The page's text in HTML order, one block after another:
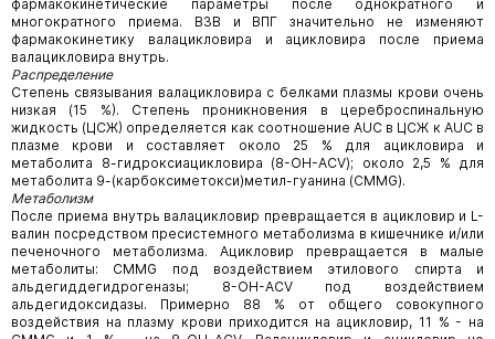
фармакокинетические параметры после однократного и
многократного приема. ВЗВ и ВПГ значительно не изменяют
фармакокинетику валацикловира и ацикловира после приема
валацикловира внутрь.
Распределение
Степень связывания валацикловира с белками плазмы крови очень
низкая (15 %). Степень проникновения в цереброспинальную
жидкость (ЦСЖ) определяется как соотношение AUC в ЦСЖ к AUC в
плазме крови и составляет около 25 % для ацикловира и
метаболита 8-гидроксиацикловира (8-OH-ACV); около 2,5 % для
метаболита 9-(карбоксиметокси)метил-гуанина (CMMG).
Метаболизм
После приема внутрь валацикловир превращается в ацикловир и L-
валин посредством пресистемного метаболизма в кишечнике и/или
печеночного метаболизма. Ацикловир превращается в малые
метаболиты: CMMG под воздействием этилового спирта и
альдегиддегидрогеназы; 8-OH-ACV под воздействием
альдегидоксидазы. Примерно 88 % от общего совокупного
воздействия на плазму крови приходится на ацикловир, 11 % - на